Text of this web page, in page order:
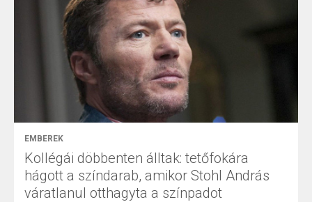
EMBEREK
Kollégái döbbenten álltak: tetőfokára
hágott a színdarab, amikor Stohl András
váratlanul otthagyta a színpadot